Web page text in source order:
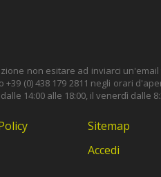
non esitare ad inviarci un'email
+39 (0) 438 179 2811 negli orari
14:00 alle 18:00, il venerdì dalle
Sitemap
Accedi